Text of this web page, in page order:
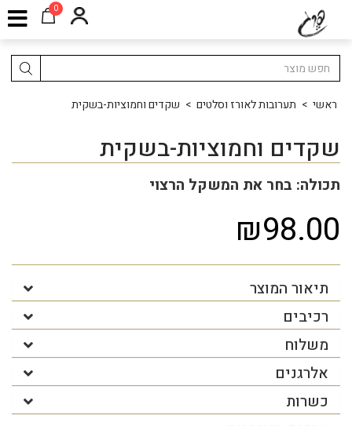
0
ראשי > תערובות לאורז וסלטים > שקדים וחמוציות-בשקית
שקדים וחמוציות-בשקית
תכולה: בחר את המשקל הרצוי
₪98.00
תיאור המוצר
רכיבים
משלוח
אלרגנים
כשרות